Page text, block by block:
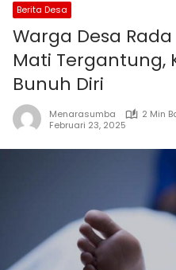
Berita Desa
Warga Desa
Mati Tergantung,
Bunuh Diri
Menarasumba
2 Min
Februari 23, 2025